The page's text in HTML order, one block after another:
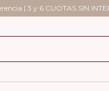
| 3 y 6 CUOTAS SIN